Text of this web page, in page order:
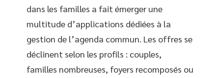
dans les familles a fait émerger une
multitude d’applications dédiées à la
gestion de l’agenda commun. Les offres se
déclinent selon les profils : couples,
familles nombreuses, foyers recomposés ou